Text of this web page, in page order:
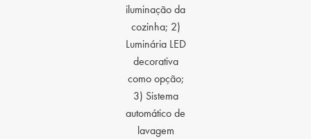
iluminação da
cozinha; 2)
Luminária LED
decorativa
como opção;
3) Sistema
automático de
lavagem